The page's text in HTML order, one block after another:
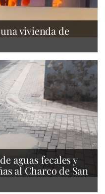
vivienda de
aguas fecales y
al Charco de San